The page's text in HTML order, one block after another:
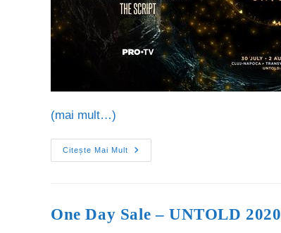
(mai mult…)
Citește Mai Mult
One Day Sale – UNTOLD 2020